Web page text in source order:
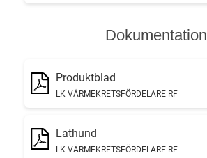
Dokumentation
Produktblad
LK VÄRMEKRETSFÖRDELARE RF
Lathund
LK VÄRMEKRETSFÖRDELARE RF